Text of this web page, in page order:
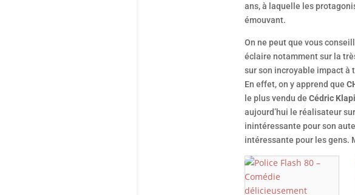
ans, à laquelle les
émouvant.
On ne peut que vous
éclaire notamment sur la
sur son incroyable impact à
En effet, on y apprend que
le plus vendu de Cédric
aujourd’hui le réalisateur
inintéressante pour son
intéressante pour les gens.